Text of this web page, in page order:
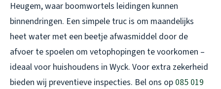
Heugem, waar boomwortels leidingen kunnen
binnendringen. Een simpele truc is om maandelijks
heet water met een beetje afwasmiddel door de
afvoer te spoelen om vetophopingen te voorkomen –
ideaal voor huishoudens in Wyck. Voor extra zekerheid
bieden wij preventieve inspecties. Bel ons op 085 019